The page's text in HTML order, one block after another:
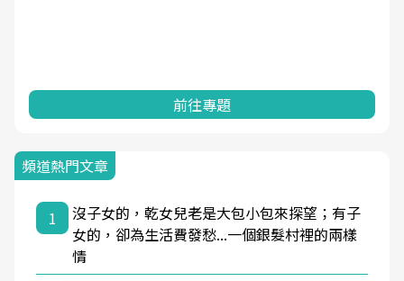
前往專題
頻道熱門文章
1
沒子女的，乾女兒老是大包小包來探望；有子
女的，卻為生活費發愁...一個銀髮村裡的兩樣
情